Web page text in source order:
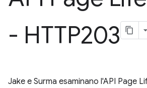
- HTTP203
Jake e Surma esaminano l'API Page